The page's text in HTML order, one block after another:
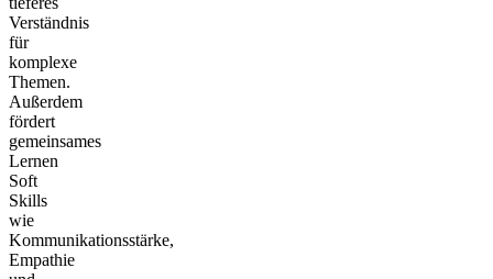
Verständnis
für
komplexe
Themen.
Außerdem
fördert
gemeinsames
Lernen
Soft
Skills
wie
Kommunikationsstärke,
Empathie